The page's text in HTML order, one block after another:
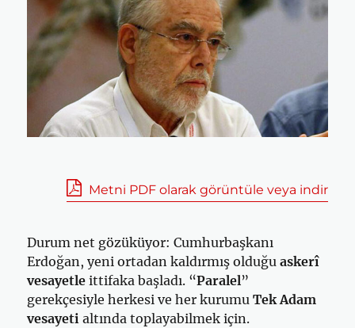
Metni PDF olarak görüntüle veya indir
Durum net gözüküyor: Cumhurbaşkanı
Erdoğan, yeni ortadan kaldırmış olduğuaskerî
vesayetle ittifaka başladı. “Paralel”
gerekçesiyle herkesi ve her kurumuTek Adam
vesayeti altında toplayabilmek için.